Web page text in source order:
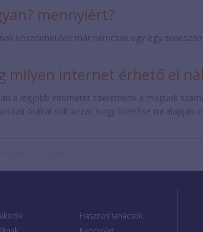
mennyiért?
köszönhetően már nemcsak egy-egy
milyen internet érhető el
a legjobb internetet szeretnénk a magunk
órákat tölt azzal, hogy kiderítse mi alapján
Hasznos tanácsok